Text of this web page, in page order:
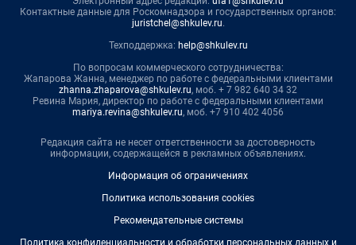
Контактные данные для Роскомнадзора и государственных органов:
juristchel@shkulev.ru.
Техподдержка: help@shkulev.ru
По вопросам коммерческого сотрудничества:
Жапарова Жанна, менеджер по работе с федеральными клиентами
zhanna.zhaparova@shkulev.ru, моб. + 7 982 640 34 32
Ревина Мария, директор по работе с федеральными клиентами
mariya.revina@shkulev.ru, моб. +7 910 402 4056
Редакция сайта не несет ответственности за достоверность
информации, содержащейся в рекламных объявлениях.
Информация об ограничениях
Политика использования cookies
Рекомендательные системы